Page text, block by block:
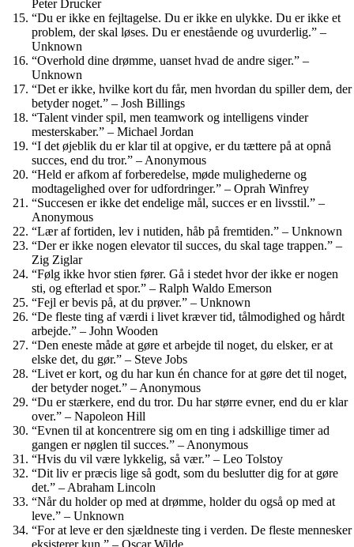
Peter Drucker
“Du er ikke en fejltagelse. Du er ikke en ulykke. Du er ikke et
problem, der skal løses. Du er enestående og uvurderlig.” –
Unknown
“Overhold dine drømme, uanset hvad de andre siger.” –
Unknown
“Det er ikke, hvilke kort du får, men hvordan du spiller dem, der
betyder noget.” – Josh Billings
“Talent vinder spil, men teamwork og intelligens vinder
mesterskaber.” – Michael Jordan
“I det øjeblik du er klar til at opgive, er du tættere på at opnå
succes, end du tror.” – Anonymous
“Held er afkom af forberedelse, møde mulighederne og
modtagelighed over for udfordringer.” – Oprah Winfrey
“Succesen er ikke det endelige mål, succes er en livsstil.” –
Anonymous
“Lær af fortiden, lev i nutiden, håb på fremtiden.” – Unknown
“Der er ikke nogen elevator til succes, du skal tage trappen.” –
Zig Ziglar
“Følg ikke hvor stien fører. Gå i stedet hvor der ikke er nogen
sti, og efterlad et spor.” – Ralph Waldo Emerson
“Fejl er bevis på, at du prøver.” – Unknown
“De fleste ting af værdi i livet kræver tid, tålmodighed og hårdt
arbejde.” – John Wooden
“Den eneste måde at gøre et arbejde til noget, du elsker, er at
elske det, du gør.” – Steve Jobs
“Livet er kort, og du har kun én chance for at gøre det til noget,
der betyder noget.” – Anonymous
“Du er stærkere, end du tror. Du har større evner, end du er klar
over.” – Napoleon Hill
“Evnen til at koncentrere sig om en ting i adskillige timer ad
gangen er nøglen til succes.” – Anonymous
“Hvis du vil være lykkelig, så vær.” – Leo Tolstoy
“Dit liv er præcis lige så godt, som du beslutter dig for at gøre
det.” – Abraham Lincoln
“Når du holder op med at drømme, holder du også op med at
leve.” – Unknown
“For at leve er den sjældneste ting i verden. De fleste mennesker
eksisterer kun.” – Oscar Wilde